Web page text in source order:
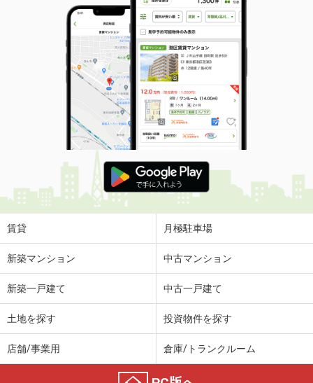
賃貸 月極駐車場
新築マンション 中古マンション
新築一戸建て 中古一戸建て
土地を探す 投資物件を探す
店舗/事業用 倉庫/トランクルーム